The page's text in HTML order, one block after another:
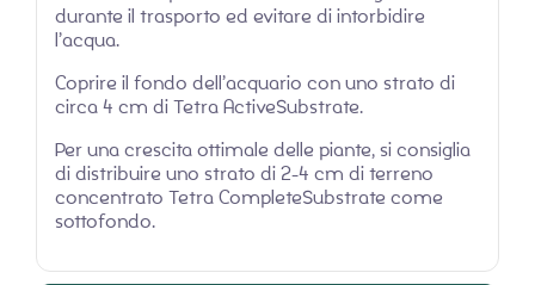
durante il trasporto ed evitare di intorbidire
l’acqua.
Coprire il fondo dell’acquario con uno strato di
circa 4 cm di Tetra ActiveSubstrate.
Per una crescita ottimale delle piante, si consiglia
di distribuire uno strato di 2-4 cm di terreno
concentrato Tetra CompleteSubstrate come
sottofondo.